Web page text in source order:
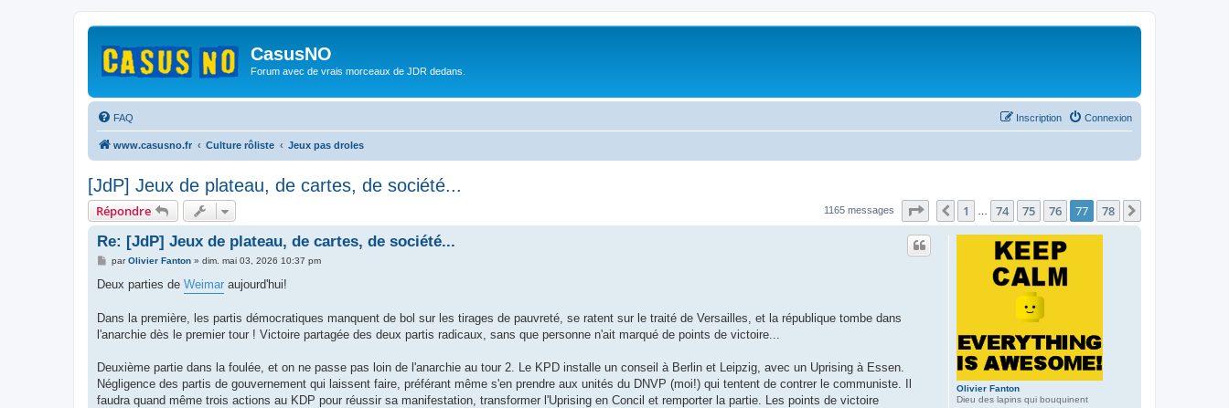
CasusNO
Forum avec de vrais morceaux de JDR dedans.
FAQ Connexion
Inscription
www.casusno.fr Culture rôliste Jeux pas droles
[JdP] Jeux de plateau, de cartes, de société...
Répondre 1165 messages Page 77 78
Précédent
1 74 75 76 77 78
Olivier Fanton
Dieu des lapins qui bouquinent
Re: [JdP] Jeux de plateau, de cartes, de société...
M
s
g
e
parOlivier Fanton» dim. mai 03, 2026 10:37 pm
Deux parties de Weimar aujourd'hui!
Dans la première, les partis démocratiques manquent de bol sur les tirages de pauvreté, se ratent sur le traité de Versailles, et la république tombe dans
l'anarchie dès le premier tour ! Victoire partagée des deux partis radicaux, sans que personne n'ait marqué de points de victoire...
Deuxième partie dans la foulée, et on ne passe pas loin de l'anarchie au tour 2. Le KPD installe un conseil à Berlin et Leipzig, avec un Uprising à Essen.
Négligence des partis de gouvernement qui laissent faire, préférant même s'en prendre aux unités du DNVP (moi!) qui tentent de contrer le communiste. Il
faudra quand même trois actions au KDP pour réussir sa manifestation, transformer l'Uprising en Concil et remporter la partie. Les points de victoire